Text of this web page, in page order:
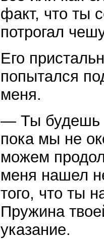
факт, что ты
потрогал
Его
попытался
меня.
— Ты будешь
пока мы не
можем
меня нашел
того, что ты
Пружина
указание.